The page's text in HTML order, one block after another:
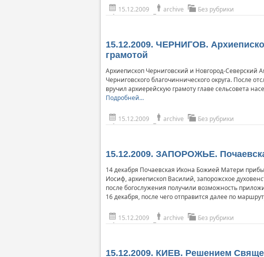
15.12.2009 archive Без рубрики
15.12.2009. ЧЕРНИГОВ.
грамотой
Архиепископ Черниговский и Новгород-Северский
Черниговского благочиннического округа. После
вручил архиерейскую грамоту главе сельсовета
Подробней…
15.12.2009 archive Без рубрики
15.12.2009. ЗАПОРОЖЬЕ.
14 декабря Почаевская Икона Божией Матери
Иосиф, архиепископ Василий, запорожское
после богослужения получили возможность
16 декабря, после чего отправится далее по
15.12.2009 archive Без рубрики
15.12.2009. КИЕВ. Решением